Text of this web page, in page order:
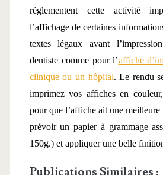
réglementent cette activité
l’affichage de certaines
textes légaux avant
dentiste comme pour l’affiche
clinique ou un hôpital. Le rendu
imprimez vos affiches en
pour que l’affiche ait une
prévoir un papier à grammage
150g.) et appliquer une belle